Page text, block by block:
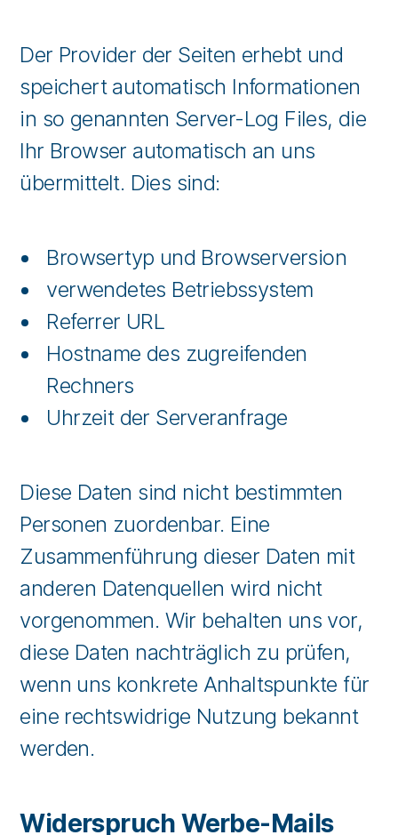
Der Provider der Seiten erhebt und
speichert automatisch Informationen
in so genannten Server-Log Files, die
Ihr Browser automatisch an uns
übermittelt. Dies sind:
Browsertyp und Browserversion
verwendetes Betriebssystem
Referrer URL
Hostname des zugreifenden
Rechners
Uhrzeit der Serveranfrage
Diese Daten sind nicht bestimmten
Personen zuordenbar. Eine
Zusammenführung dieser Daten mit
anderen Datenquellen wird nicht
vorgenommen. Wir behalten uns vor,
diese Daten nachträglich zu prüfen,
wenn uns konkrete Anhaltspunkte für
eine rechtswidrige Nutzung bekannt
werden.
Widerspruch Werbe-Mails